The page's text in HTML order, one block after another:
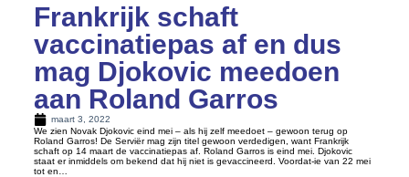
Frankrijk schaft
vaccinatiepas af en dus
mag Djokovic meedoen
aan Roland Garros
maart 3, 2022
We zien Novak Djokovic eind mei – als hij zelf meedoet – gewoon terug op
Roland Garros! De Serviër mag zijn titel gewoon verdedigen, want Frankrijk
schaft op 14 maart de vaccinatiepas af. Roland Garros is eind mei. Djokovic
staat er inmiddels om bekend dat hij niet is gevaccineerd. Voordat-ie van 22 mei
tot en…